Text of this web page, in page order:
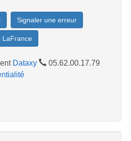
Signaler une erreur
LaFrance
Dataxy
05.62.00.17.79